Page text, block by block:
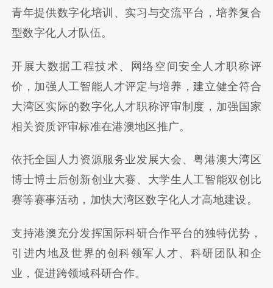
青年提供数字化培训、实习与交流平台，培养复合
型数字化人才队伍。
开展大数据工程技术、网络空间安全人才职称评
价，加强人工智能人才评定与培养，建立健全符合
大湾区实际的数字化人才职称评审制度，加强国家
相关资质评审标准在港澳地区推广。
依托全国人力资源服务业发展大会、粤港澳大湾区
博士博士后创新创业大赛、大学生人工智能双创比
赛等赛事活动，加快大湾区数字化人才高地建设。
支持港澳充分发挥国际科研合作平台的独特优势，
引进内地及世界的创科领军人才、科研团队和企
业，促进跨领域科研合作。